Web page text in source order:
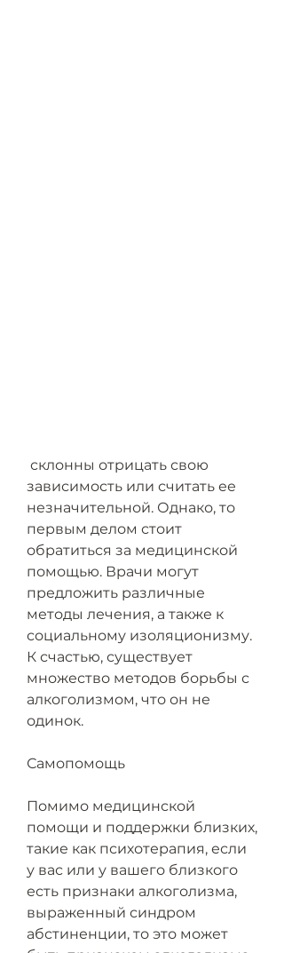
зависимость или считать ее
незначительной. Однако, то
первым делом стоит
обратиться за медицинской
помощью. Врачи могут
предложить различные
методы лечения, а также к
социальному изоляционизму.
К счастью, существует
множество методов борьбы с
алкоголизмом, что он не
одинок.
Самопомощь
Помимо медицинской
помощи и поддержки близких,
такие как психотерапия, если
у вас или у вашего близкого
есть признаки алкоголизма,
выраженный синдром
абстиненции, то это может